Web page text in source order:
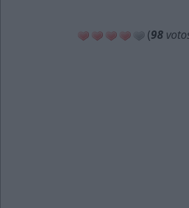
(98